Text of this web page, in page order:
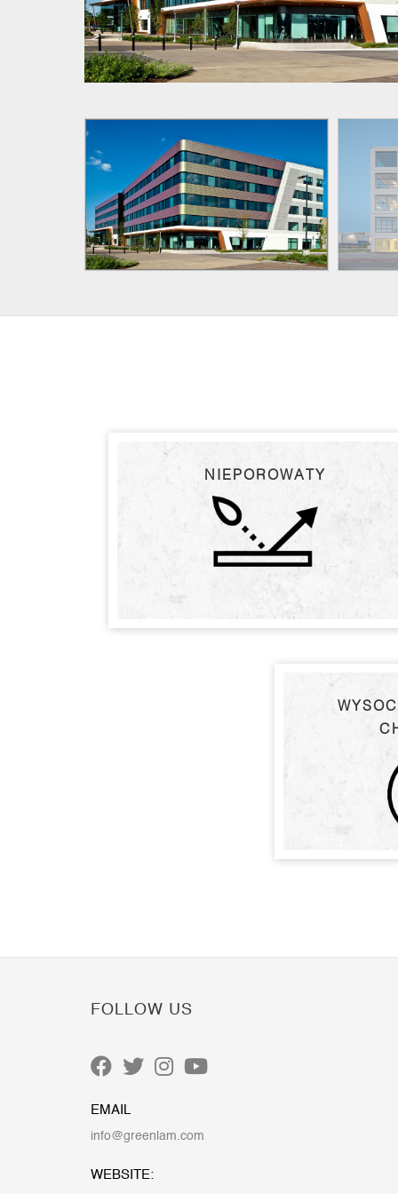
NIEPOROWATY
FOLLOW US
EMAIL
info@greenlam.com
WEBSITE: